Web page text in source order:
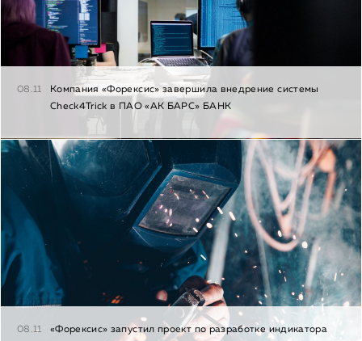
08.11
Компания «Форексис» завершила внедрение системы
Check4Trick в ПАО «АК БАРС» БАНК
08.11
«Форексис» запустил проект по разработке индикатора